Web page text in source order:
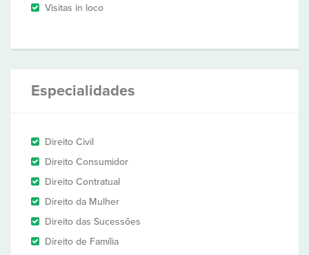
Visitas in loco
Especialidades
Direito Civil
Direito Consumidor
Direito Contratual
Direito da Mulher
Direito das Sucessões
Direito de Família